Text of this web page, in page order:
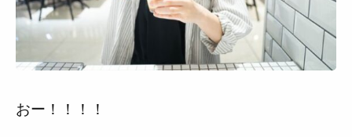
おー！！！！